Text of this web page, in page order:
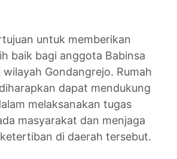
untuk memberikan
baik bagi anggota Babinsa
Gondangrejo. Rumah
dapat mendukung
melaksanakan tugas
masyarakat dan menjaga
di daerah tersebut.